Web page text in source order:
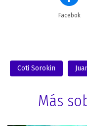
Facebok
Coti Sorokin
Más